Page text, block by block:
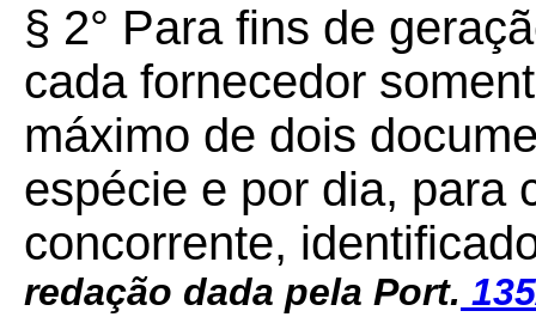
§ 2° Para fins de
cada fornecedor
máximo de dois
espécie e por dia, para
concorrente,
redação dada pela Port.